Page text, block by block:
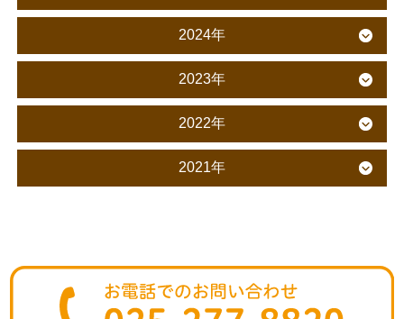
2024年
2023年
2022年
2021年